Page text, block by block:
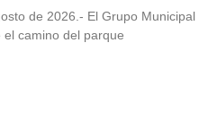
de 2026.- El Grupo Municipal
camino del parque